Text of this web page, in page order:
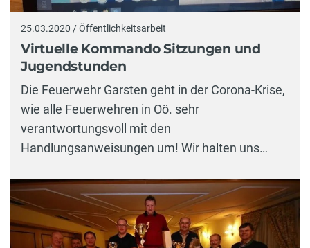
25.03.2020 / Öffentlichkeitsarbeit
Virtuelle Kommando Sitzungen und
Jugendstunden
Die Feuerwehr Garsten geht in der Corona-Krise,
wie alle Feuerwehren in Oö. sehr
verantwortungsvoll mit den
Handlungsanweisungen um! Wir halten uns…